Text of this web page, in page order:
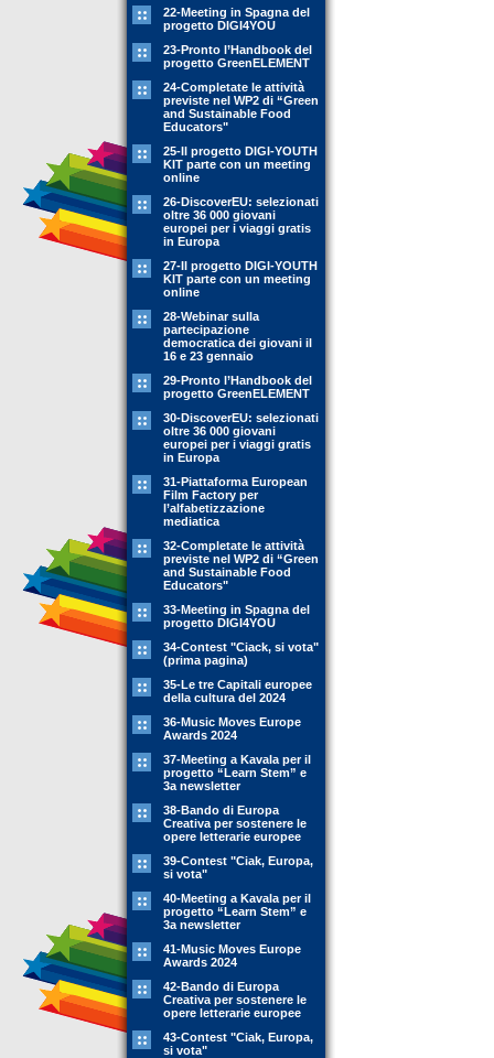
22-Meeting in Spagna del
progetto DIGI4YOU
23-Pronto l’Handbook del
progetto GreenELEMENT
24-Completate le attività
previste nel WP2 di “Green
and Sustainable Food
Educators"
25-Il progetto DIGI-YOUTH
KIT parte con un meeting
online
26-DiscoverEU: selezionati
oltre 36 000 giovani
europei per i viaggi gratis
in Europa
27-Il progetto DIGI-YOUTH
KIT parte con un meeting
online
28-Webinar sulla
partecipazione
democratica dei giovani il
16 e 23 gennaio
29-Pronto l’Handbook del
progetto GreenELEMENT
30-DiscoverEU: selezionati
oltre 36 000 giovani
europei per i viaggi gratis
in Europa
31-Piattaforma European
Film Factory per
l’alfabetizzazione
mediatica
32-Completate le attività
previste nel WP2 di “Green
and Sustainable Food
Educators"
33-Meeting in Spagna del
progetto DIGI4YOU
34-Contest "Ciack, si vota"
(prima pagina)
35-Le tre Capitali europee
della cultura del 2024
36-Music Moves Europe
Awards 2024
37-Meeting a Kavala per il
progetto “Learn Stem” e
3a newsletter
38-Bando di Europa
Creativa per sostenere le
opere letterarie europee
39-Contest "Ciak, Europa,
si vota"
40-Meeting a Kavala per il
progetto “Learn Stem” e
3a newsletter
41-Music Moves Europe
Awards 2024
42-Bando di Europa
Creativa per sostenere le
opere letterarie europee
43-Contest "Ciak, Europa,
si vota"